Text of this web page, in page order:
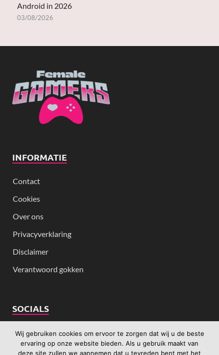
Android in 2026
03/08/2026
INFORMATIE
Contact
Cookies
Over ons
Privacyverklaring
Disclaimer
Verantwoord gokken
SOCIALS
Wij gebruiken cookies om ervoor te zorgen dat wij u de beste
ervaring op onze website bieden. Als u gebruik maakt van
deze site zullen we aannemen dat u tevreden bent met het